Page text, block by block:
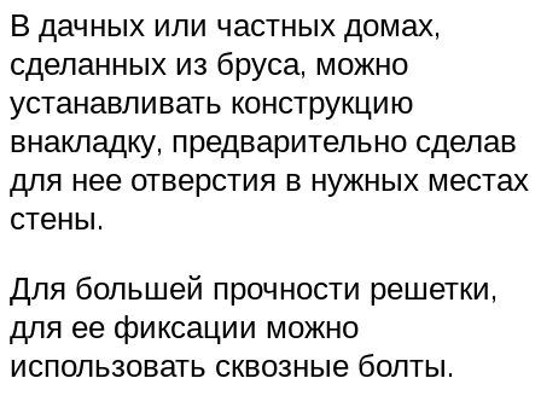
В дачных или частных домах,
сделанных из бруса, можно
устанавливать конструкцию
внакладку, предварительно сделав
для нее отверстия в нужных местах
стены.
Для большей прочности решетки,
для ее фиксации можно
использовать сквозные болты.